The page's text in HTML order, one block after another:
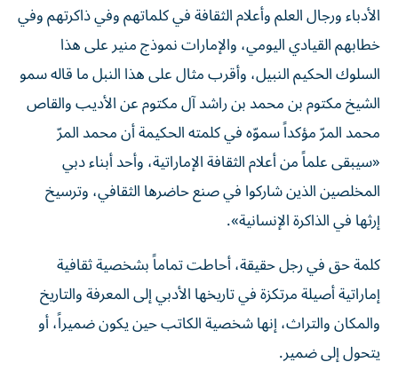
الأدباء ورجال العلم وأعلام الثقافة في كلماتهم وفي ذاكرتهم وفي
خطابهم القيادي اليومي، والإمارات نموذج منير على هذا
السلوك الحكيم النبيل، وأقرب مثال على هذا النبل ما قاله سمو
الشيخ مكتوم بن محمد بن راشد آل مكتوم عن الأديب والقاص
محمد المرّ مؤكداً سموّه في كلمته الحكيمة أن محمد المرّ
«سيبقى علماً من أعلام الثقافة الإماراتية، وأحد أبناء دبي
المخلصين الذين شاركوا في صنع حاضرها الثقافي، وترسيخ
إرثها في الذاكرة الإنسانية».
كلمة حق في رجل حقيقة، أحاطت تماماً بشخصية ثقافية
إماراتية أصيلة مرتكزة في تاريخها الأدبي إلى المعرفة والتاريخ
والمكان والتراث، إنها شخصية الكاتب حين يكون ضميراً، أو
يتحول إلى ضمير.